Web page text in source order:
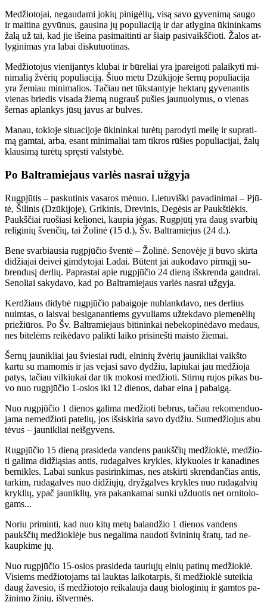
Me­džio­to­jai, ne­gau­da­mi jo­kių pi­ni­gė­lių, vi­są sa­vo gy­ve­ni­mą sau­go
ir mai­ti­na gy­vū­nus, gau­si­na jų po­pu­lia­ci­ją ir dar at­ly­gi­na ūki­nin­kams
ža­lą už tai, kad jie iš­ei­na pa­si­mai­tin­ti ar šiaip pa­si­vaikš­čio­ti. Ža­los at­
ly­gi­ni­mas yra la­bai dis­ku­tuo­ti­nas.
Me­džio­to­jus vie­ni­jan­tys klu­bai ir bū­re­liai yra įpa­rei­go­ti pa­lai­ky­ti mi­
ni­ma­lią žvė­rių po­pu­lia­ci­ją. Šiuo me­tu Dzū­ki­jo­je šer­nų po­pu­lia­ci­ja
yra že­miau mi­ni­ma­lios. Ta­čiau net tūks­tan­ty­je hek­ta­rų gy­ve­nan­tis
vie­nas brie­dis vi­sa­da žie­mą nu­grauš pu­šies jau­nuo­ly­nus, o vie­nas
šer­nas ap­lan­kys jū­sų ja­vus ar bul­ves.
Ma­nau, to­kio­je si­tu­a­ci­jo­je ūki­nin­kai tu­rė­tų pa­ro­dy­ti mei­lę ir su­pra­ti­
mą gam­tai, ar­ba, esant mi­ni­ma­liai tam tik­ros rū­šies po­pu­lia­ci­jai, ža­lų
klau­si­mą tu­rė­tų spręs­ti vals­ty­bė.
Po Bal­tra­mie­jaus var­lės nas­rai už­gy­ja
Rug­pjū­tis – pas­ku­ti­nis va­sa­ros mė­nuo. Lie­tu­viš­ki pa­va­di­ni­mai – Pjū­
tė, Ši­li­nis (Dzū­ki­jo­je), Gri­ki­nis, Dre­vi­nis, De­gė­sis ar Paukšt­lė­kis.
Paukš­čiai ruo­šia­si ke­lio­nei, kau­pia jė­gas. Rug­pjū­tį yra daug svar­bių
re­li­gi­nių šven­čių, tai Žo­li­nė (15 d.), Šv. Bal­tra­mie­jus (24 d.).
Be­ne svar­biau­sia rug­pjū­čio šven­tė – Žo­li­nė. Se­no­vė­je ji bu­vo skir­ta
di­džia­jai dei­vei gim­dy­to­jai La­dai. Bū­tent jai au­ko­da­vo pir­mą­jį su­
bren­du­sį der­lių. Pa­pras­tai apie rug­pjū­čio 24 die­ną iš­skren­da gan­drai.
Se­no­liai sa­ky­da­vo, kad po Bal­tra­mie­jaus var­lės nas­rai už­gy­ja.
Ker­džiaus di­dy­bė rug­pjū­čio pa­bai­go­je nu­blank­da­vo, nes der­lius
nuim­tas, o lais­vai be­si­ga­nan­tiems gy­vu­liams už­tek­da­vo pie­me­nė­lių
prie­žiū­ros. Po Šv. Bal­tra­mie­jaus bi­ti­nin­kai ne­be­ko­pi­nė­da­vo me­daus,
nes bi­te­lėms rei­kė­da­vo pa­lik­ti lai­ko pri­si­neš­ti mais­to žie­mai.
Šer­nų jau­nik­liai jau švie­siai ru­di, el­ni­nių žvė­rių jau­nik­liai vaikš­to
kar­tu su ma­mo­mis ir jas ve­ja­si sa­vo dy­džiu, la­piu­kai jau me­džio­ja
pa­tys, ta­čiau vil­kiu­kai dar tik mo­ko­si me­džio­ti. Stir­nų ru­jos pi­kas bu­
vo nuo rug­pjū­čio 1-osios iki 12 die­nos, da­bar ei­na į pa­bai­gą.
Nuo rug­pjū­čio 1 die­nos ga­li­ma me­džio­ti beb­rus, ta­čiau re­ko­men­duo­
ja­ma ne­me­džio­ti pa­te­lių, jos iš­si­ski­ria sa­vo dy­džiu. Su­me­džio­jus abu
tė­vus – jau­nik­liai ne­iš­gy­vens.
Rug­pjū­čio 15 die­ną pra­si­de­da van­dens paukš­čių me­džiok­lė, me­džio­
ti ga­li­ma di­dži­ą­sias an­tis, ru­da­gal­ves kryk­les, kly­kuo­les ir ka­na­di­nes
ber­nik­les. La­bai sun­kus pa­si­rin­ki­mas, nes at­skir­ti skren­dan­čias an­tis,
tar­kim, ru­da­gal­ves nuo di­džių­jų, dryž­gal­ves kryk­les nuo ru­da­gal­vių
kryk­lių, ypač jau­nik­lių, yra pa­kan­ka­mai sun­ki už­duo­tis net or­ni­to­lo­
gams...
No­riu pri­min­ti, kad nuo ki­tų me­tų ba­lan­džio 1 die­nos van­dens
paukš­čių me­džiok­lė­je bus ne­ga­li­ma nau­do­ti švi­ni­nių šra­tų, tad ne­
kaup­ki­me jų.
Nuo rug­pjū­čio 15-osios pra­si­de­da tau­rių­jų el­nių pa­ti­nų me­džiok­lė.
Vi­siems me­džio­to­jams tai lauk­tas lai­ko­tar­pis, ši me­džiok­lė su­tei­kia
daug ža­ve­sio, iš me­džio­to­jo rei­ka­lau­ja daug bio­lo­gi­nių ir gam­tos pa­
ži­ni­mo ži­nių, iš­tver­mės.